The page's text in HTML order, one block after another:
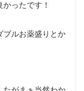
ったです！
ブルお薬盛りとか